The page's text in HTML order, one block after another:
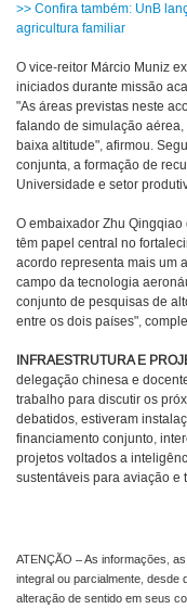
>> Confira também: UnB
agricultura familiar
O vice-reitor Márcio Muniz
iniciados durante missão
"As áreas previstas neste
falando de simulação
baixa altitude", afirmou.
conjunta, a formação de
Universidade e setor
O embaixador Zhu
têm papel central no
acordo representa mais um
campo da tecnologia
conjunto de pesquisas de
entre os dois países",
INFRAESTRUTURA E
delegação chinesa e
trabalho para discutir os
debatidos, estiveram
financiamento conjunto,
projetos voltados a
sustentáveis para aviação
ATENÇÃO – As informações,
integral ou parcialmente, desde
alteração de sentido em seus